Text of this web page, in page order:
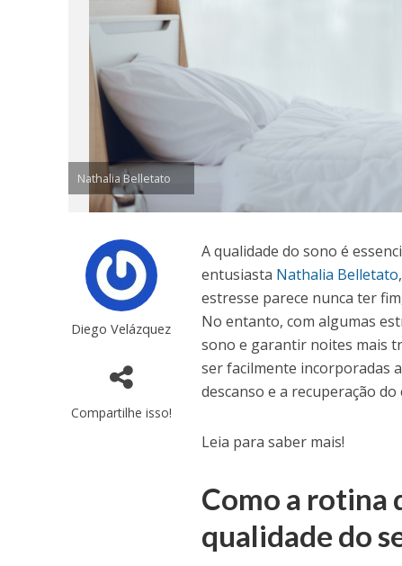
Nathalia Belletato
Diego Velázquez
Compartilhe isso!
A qualidade do sono é
entusiasta Nathalia Belletato
estresse parece nunca ter
No entanto, com algumas
sono e garantir noites mais
ser facilmente incorporadas
descanso e a recuperação do
Leia para saber mais!
Como a rotina
qualidade do